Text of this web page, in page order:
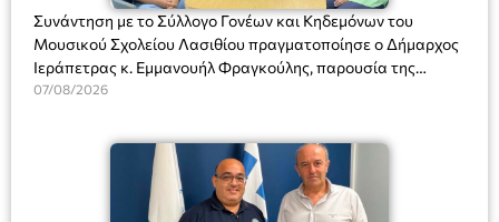
Συνάντηση με το Σύλλογο Γονέων και Κηδεμόνων του
Μουσικού Σχολείου Λασιθίου πραγματοποίησε ο Δήμαρχος
Ιεράπετρας κ. Εμμανουήλ Φραγκούλης, παρουσία της
Διευθύντριας του σχολείου κας Μαριάννας Χαΐτα.
07/08/2026